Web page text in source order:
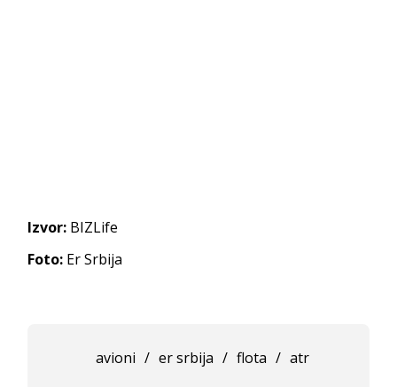
Izvor: BIZLife
Foto: Er Srbija
avioni / er srbija / flota / atr